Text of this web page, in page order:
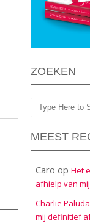
ZOEKEN
Zoeken
MEEST
Caro op Het
afhielp van
Charlie
mij definitief